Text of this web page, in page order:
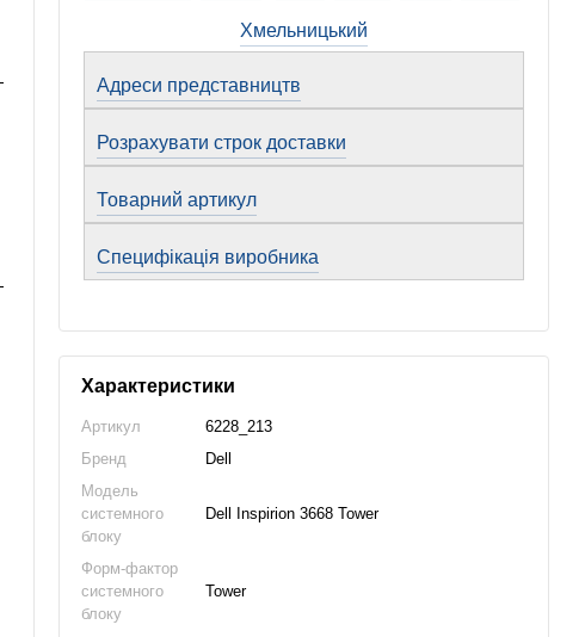
Хмельницький
Адреси представництв
Розрахувати строк доставки
Товарний артикул
Специфікація виробника
Характеристики
Артикул
6228_213
Бренд
Dell
Модель
системного
блоку
Dell Inspirion 3668 Tower
Форм-фактор
системного
блоку
Tower